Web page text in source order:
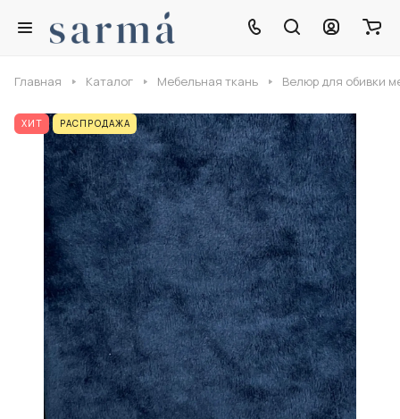
Главная Каталог Мебельная ткань Велюр для обивки
ХИТ РАСПРОДАЖА